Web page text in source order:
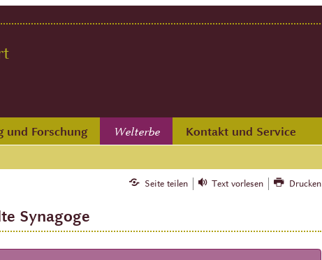
und Forschung Welterbe Kontakt und Service
Seite teilen Text vorlesen Drucken
Synagoge